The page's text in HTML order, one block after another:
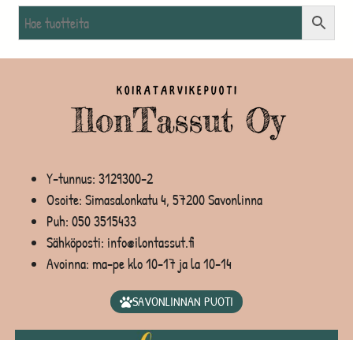
Y-tunnus: 3129300-2
Osoite: Simasalonkatu 4, 57200 Savonlinna
Puh: 050 3515433
Sähköposti: info@ilontassut.fi
Avoinna: ma-pe klo 10-17 ja la 10-14
SAVONLINNAN PUOTI